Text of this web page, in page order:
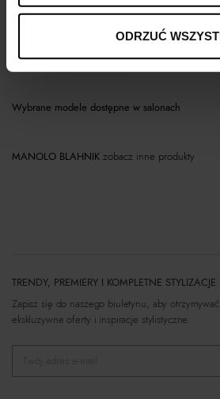
ODRZUĆ
Opis produktu
Materiał
Wybrane modele dostępne w salonach
MANOLO BLAHNIK zobacz inne produkty
TRENDY, PREMIERY I KOMPLETNE STYLIZACJE
Zapisz się do naszego biuletynu, aby
ekskluzywne oferty i inspiracje stylistyczne.